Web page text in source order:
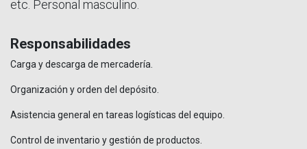
etc. Personal masculino.
Responsabilidades
Carga y descarga de mercadería.
Organización y orden del depósito.
Asistencia general en tareas logísticas del equipo.
Control de inventario y gestión de productos.